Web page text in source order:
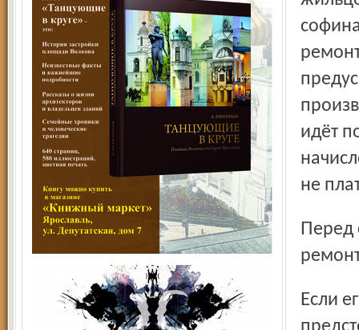
идёт
не
Перед судом теперь задача: установить, каким был
Если его признают текущим, то управляющей компании